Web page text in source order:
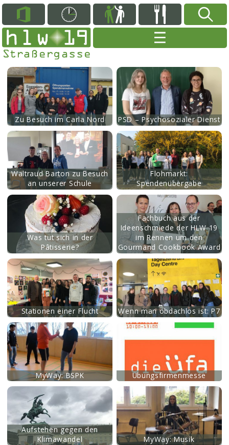
Zu Besuch im Carla Nord PSD – Psychosozialer Dienst
mehr
Waltraud Barton zu Besuch
an unserer Schule
Flohmarkt:
Spendenübergabe
mehr
Was tut sich in der
Pâtisserie?
Fachbuch aus der
Ideenschmiede der HLW 19
im Rennen um den
Gourmand Cookbook Award
mehr
Stationen einer Flucht Wenn man obdachlos ist: P7
mehr
MyWay: BSPK Übungsfirmenmesse
mehr
Aufstehen gegen den
Klimawandel
MyWay: Musik